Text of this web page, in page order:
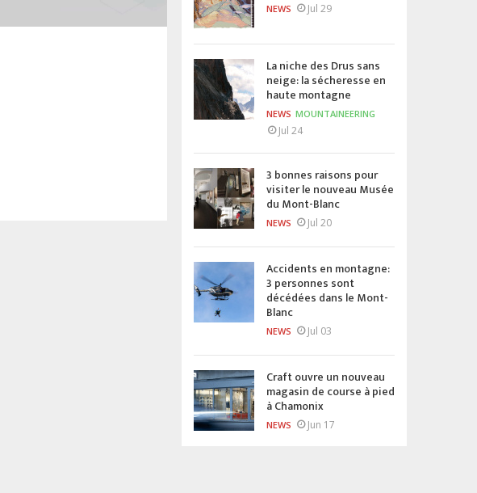
NEWS Jul 29
La niche des Drus sans
neige: la sécheresse en
haute montagne
NEWS MOUNTAINEERING
Jul 24
3 bonnes raisons pour
visiter le nouveau Musée
du Mont-Blanc
NEWS Jul 20
Accidents en montagne:
3 personnes sont
décédées dans le Mont-
Blanc
NEWS Jul 03
Craft ouvre un nouveau
magasin de course à pied
à Chamonix
NEWS Jun 17